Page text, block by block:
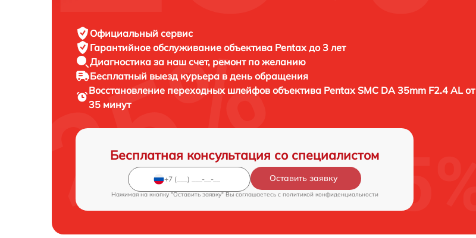
Официальный сервис
Гарантийное обслуживание объектива Pentax до 3 лет
Диагностика за наш счет, ремонт по желанию
Бесплатный выезд курьера в день обращения
Восстановление переходных шлейфов объектива Pentax SMC DA 35mm F2.4 AL от
35 минут
Бесплатная консультация со специалистом
Оставить заявку
Нажимая на кнопку "Оставить заявку" Вы соглашаетесь c политикой конфиденциальности